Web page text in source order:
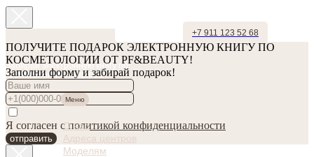
+7 911 123 52 68
Забирай электронную книгу по
косметологии в подарок!
ПОЛУЧИТЕ ПОДАРОК ЭЛЕКТРОННУЮ КНИГУ ПО
КОСМЕТОЛОГИИ ОТ PF&BEAUTY!
Заполни форму и забирай подарок!
Я согласен сполитикой конфиденциальности
отправить
Меню
О нас
Адреса центров
Моделям